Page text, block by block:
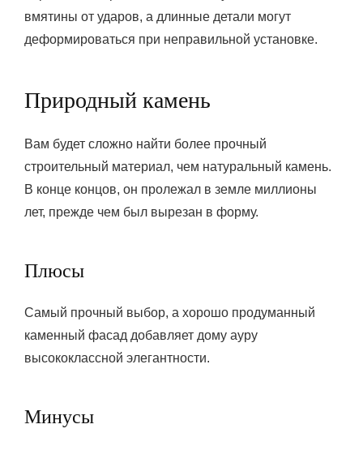
вмятины от ударов, а длинные детали могут
деформироваться при неправильной установке.
Природный камень
Вам будет сложно найти более прочный
строительный материал, чем натуральный камень.
В конце концов, он пролежал в земле миллионы
лет, прежде чем был вырезан в форму.
Плюсы
Самый прочный выбор, а хорошо продуманный
каменный фасад добавляет дому ауру
высококлассной элегантности.
Минусы